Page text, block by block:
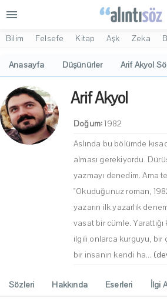
menu
Bilim Felsefe Kitap Aşk Zeka
Anasayfa Düşünürler Arif Akyol
Arif Akyol
Doğum:1982
Aslında bu bölümde
alması gerekiyordu.
yazmayı denedim. Ama
"Okuduğunuz roman,
yazarın ilk yazarlık
vasat bir cümle.
ilgili onlarca kurguyu, bir
bir insanın kendi ha...
Sözleri Hakkında Eserleri İlgi